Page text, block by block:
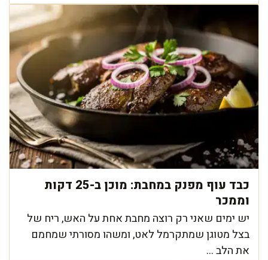
כבד עוף מפנק במחבת: מוכן ב-25 דקות
וממכר
יש ימים שאני רק רוצה מחבת אחת על האש, ריח של
בצל מטוגן שמתקרמל לאט, ומשהו מסורתי שמחמם
את הלב ...